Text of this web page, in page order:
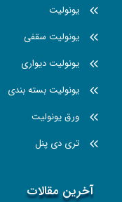
یونولیت
یونولیت سقفی
یونولیت دیواری
یونولیت بسته بندی
ورق یونولیت
تری دی پنل
آخرین مقالات